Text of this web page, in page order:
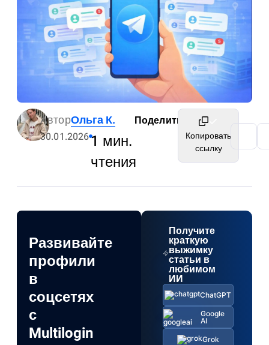
АвторОльга К.
30.01.20261 мин.
чтения
Поделиться
Копировать
ссылку
Развивайте
профили
в
соцсетях
с
Multilogin
Получите
краткую
выжимку
статьи в
любимом
ИИ
ChatGPT
Google
AI
Grok